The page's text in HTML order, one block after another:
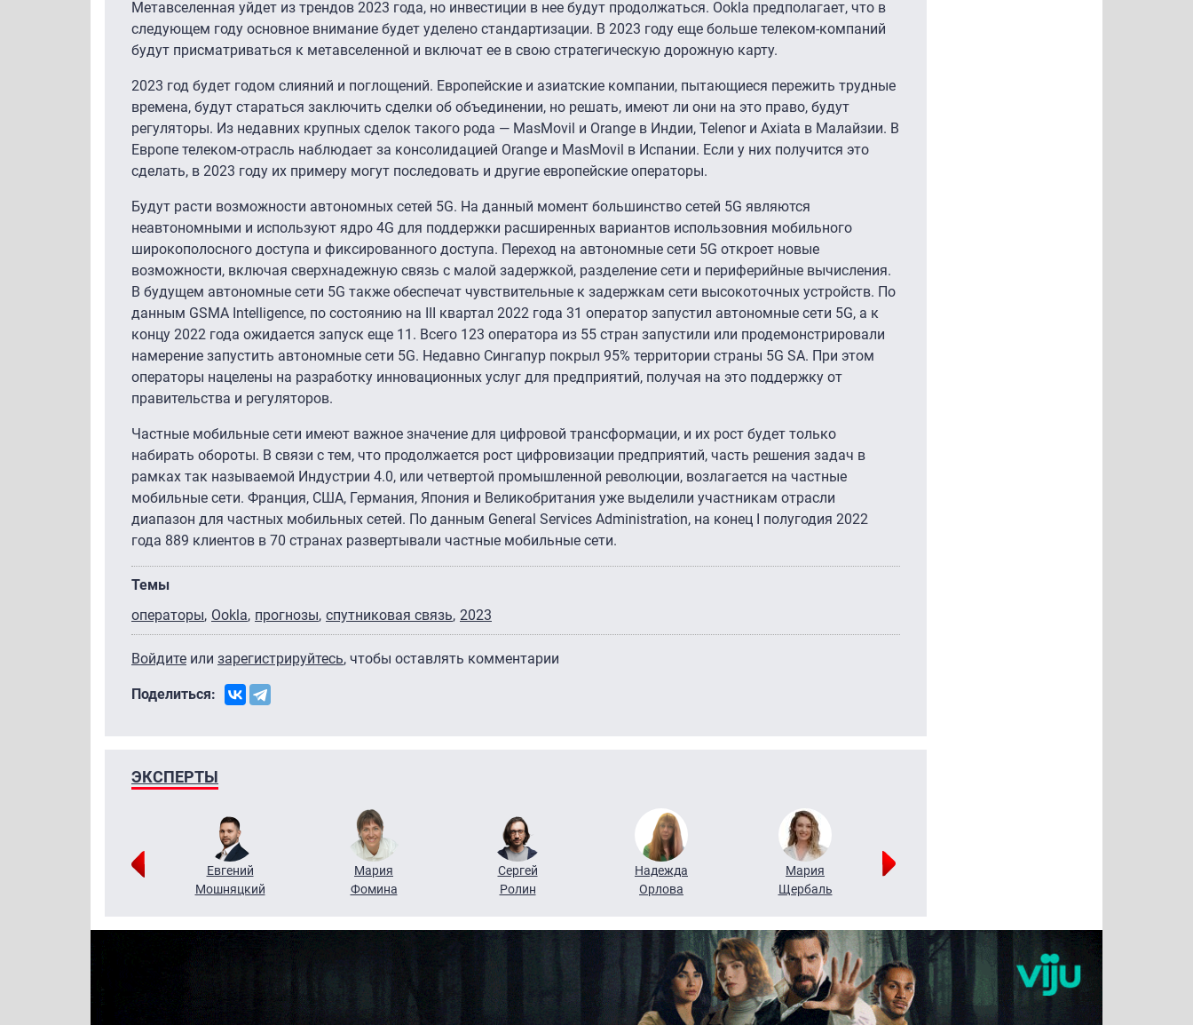
Метавселенная уйдет из трендов 2023 года, но инвестиции в нее будут продолжаться. Ookla предполагает, что в
следующем году основное внимание будет уделено стандартизации. В 2023 году еще больше телеком-компаний
будут присматриваться к метавселенной и включат ее в свою стратегическую дорожную карту.
2023 год будет годом слияний и поглощений. Европейские и азиатские компании, пытающиеся пережить трудные
времена, будут стараться заключить сделки об объединении, но решать, имеют ли они на это право, будут
регуляторы. Из недавних крупных сделок такого рода — MasMovil и Orange в Индии, Telenor и Axiata в Малайзии. В
Европе телеком-отрасль наблюдает за консолидацией Orange и MasMovil в Испании. Если у них получится это
сделать, в 2023 году их примеру могут последовать и другие европейские операторы.
Будут расти возможности автономных сетей 5G. На данный момент большинство сетей 5G являются
неавтономными и используют ядро 4G для поддержки расширенных вариантов использовния мобильного
широкополосного доступа и фиксированного доступа. Переход на автономные сети 5G откроет новые
возможности, включая сверхнадежную связь с малой задержкой, разделение сети и периферийные вычисления.
В будущем автономные сети 5G также обеспечат чувствительные к задержкам сети высокоточных устройств. По
данным GSMA Intelligence, по состоянию на III квартал 2022 года 31 оператор запустил автономные сети 5G, а к
концу 2022 года ожидается запуск еще 11. Всего 123 оператора из 55 стран запустили или продемонстрировали
намерение запустить автономные сети 5G. Недавно Сингапур покрыл 95% территории страны 5G SA. При этом
операторы нацелены на разработку инновационных услуг для предприятий, получая на это поддержку от
правительства и регуляторов.
Частные мобильные сети имеют важное значение для цифровой трансформации, и их рост будет только
набирать обороты. В связи с тем, что продолжается рост цифровизации предприятий, часть решения задач в
рамках так называемой Индустрии 4.0, или четвертой промышленной революции, возлагается на частные
мобильные сети. Франция, США, Германия, Япония и Великобритания уже выделили участникам отрасли
диапазон для частных мобильных сетей. По данным General Services Administration, на конец I полугодия 2022
года 889 клиентов в 70 странах развертывали частные мобильные сети.
Темы
операторы Ookla прогнозы спутниковая связь 2023
Войдите или зарегистрируйтесь, чтобы оставлять комментарии
Поделиться:
ЭКСПЕРТЫ
Евгений
Мошняцкий
Мария
Фомина
Сергей
Ролин
Надежда
Орлова
Мария
Щербаль